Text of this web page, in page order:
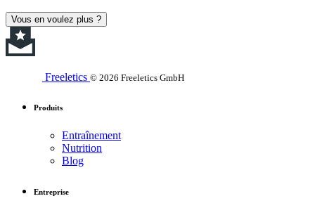
Vous en voulez plus ?
Freeletics © 2026 Freeletics GmbH
Produits
Entraînement
Nutrition
Blog
Entreprise